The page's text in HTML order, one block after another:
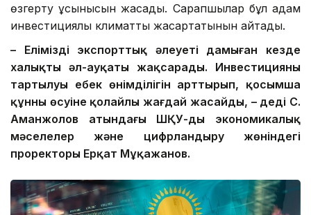
өзгерту ұсынысын жасады. Сарапшылар бұл қадам
инвестициялық климатты жақсартатынын айтады.
– Еліміздің экспорттық әлеуеті дамыған кезде
халықтың әл-ауқаты жақсарады. Инвестицияның
тартылуы еңбек өнімділігін арттырып, қосымша
құнның өсуіне қолайлы жағдай жасайды, – деді С.
Аманжолов атындағы ШҚУ-дың экономикалық
мәселелер және цифрландыру жөніндегі
проректоры Ерқат Мұқажанов.